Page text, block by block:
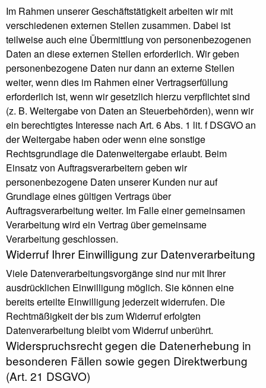
Im Rahmen unserer Geschäftstätigkeit arbeiten wir mit
verschiedenen externen Stellen zusammen. Dabei ist
teilweise auch eine Übermittlung von personenbezogenen
Daten an diese externen Stellen erforderlich. Wir geben
personenbezogene Daten nur dann an externe Stellen
weiter, wenn dies im Rahmen einer Vertragserfüllung
erforderlich ist, wenn wir gesetzlich hierzu verpflichtet sind
(z. B. Weitergabe von Daten an Steuerbehörden), wenn wir
ein berechtigtes Interesse nach Art. 6 Abs. 1 lit. f DSGVO an
der Weitergabe haben oder wenn eine sonstige
Rechtsgrundlage die Datenweitergabe erlaubt. Beim
Einsatz von Auftragsverarbeitern geben wir
personenbezogene Daten unserer Kunden nur auf
Grundlage eines gültigen Vertrags über
Auftragsverarbeitung weiter. Im Falle einer gemeinsamen
Verarbeitung wird ein Vertrag über gemeinsame
Verarbeitung geschlossen.
Widerruf Ihrer Einwilligung zur Datenverarbeitung
Viele Datenverarbeitungsvorgänge sind nur mit Ihrer
ausdrücklichen Einwilligung möglich. Sie können eine
bereits erteilte Einwilligung jederzeit widerrufen. Die
Rechtmäßigkeit der bis zum Widerruf erfolgten
Datenverarbeitung bleibt vom Widerruf unberührt.
Widerspruchsrecht gegen die Datenerhebung in
besonderen Fällen sowie gegen Direktwerbung
(Art. 21 DSGVO)